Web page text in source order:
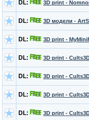
DL: 3D print -
DL: 3D модели -
DL: 3D print -
DL: 3D print -
DL: 3D print -
DL: 3D print -
DL: 3D print -